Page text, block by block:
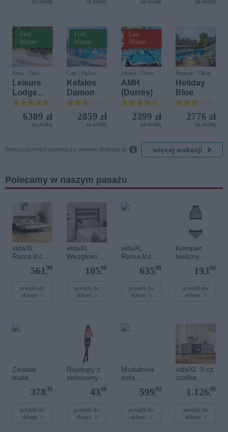
First
Minute
Kenia / Diani
Leisure
Lodge
Beach &
Golf
Resort by
6389 zł
za osobę
First
Minute
Cypr / Paphos
Kefalos
Damon
2859 zł
za osobę
Last
Minute
Albania / Durres
AMH
(Durrës)
2399 zł
za osobę
Rumunia / Olimp
Holiday
Blue
2776 zł
za osobę
Powyższe treści pochodzą z serwisu Wakacje.pl.  więcej wakacji
Polecamy w naszym pasażu
vidaXL
Rama łóżka,
brąz, lite
x 200 cm
561 ,
99
przejdź do
sklepu
vidaXL
Wezgłowie
szare,
cm, lite
drewno
105,
99
przejdź do
sklepu
vidaXL
Rama łóżka
materaca,
160x200
cm, lite
635,
99
przejdź do
sklepu
Komplet
bielizny -
MOONLIGH
T SET black
193,
00
przejdź do
sklepu
Zestaw
mata
grzewcza z
termoregula
150W 50cm
1,5m2 TF-
378,
39
przejdź do
sklepu
Rajstopy z
seksownym
rozcięciem -
TIOPEN43,
00
przejdź do
sklepu
Modułowa
sofa
dla dzieci do
sztruks
różowy
599,
00
przejdź do
sklepu
vidaXL 3-cz.
szafka
szarość
materiał
drewnopoch
1.126,
99
przejdź do
sklepu